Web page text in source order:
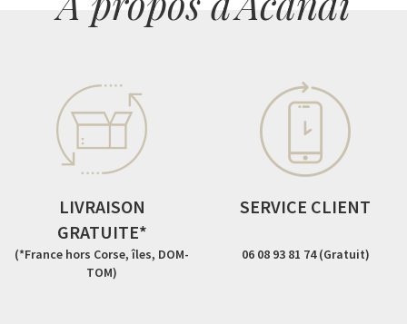
LIVRAISON
GRATUITE*
(*France hors Corse, îles, DOM-
TOM)
SERVICE CLIENT
06 08 93 81 74 (Gratuit)